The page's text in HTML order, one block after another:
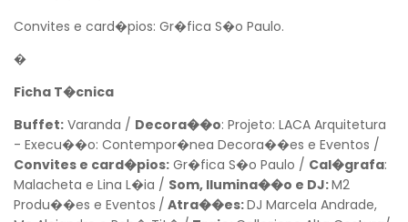
Convites e card�pios: Gr�fica S�o Paulo.
�
Ficha T�cnica
Buffet: Varanda / Decora��o: Projeto: LACA Arquitetura
- Execu��o: Contempor�nea Decora��es e Eventos /
Convites e card�pios: Gr�fica S�o Paulo / Cal�grafa:
Malacheta e Lina L�ia / Som, Ilumina��o e DJ:M2
Produ��es e Eventos / Atra��es:DJ Marcela Andrade,